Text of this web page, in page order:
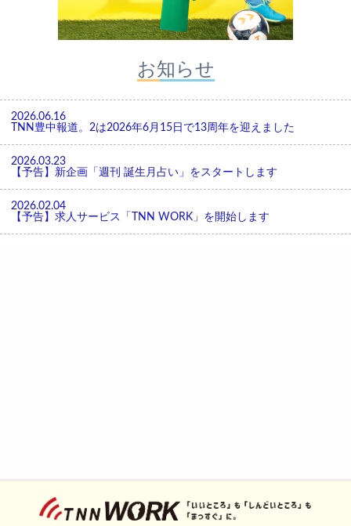
お知らせ
2026.06.16
TNN豊中報道。2は2026年6月15日で13周年を迎えました
2026.03.23
【予告】新企画「週刊 誕生月占い」をスタートします
2026.02.04
【予告】求人サービス「TNN WORK」を開始します